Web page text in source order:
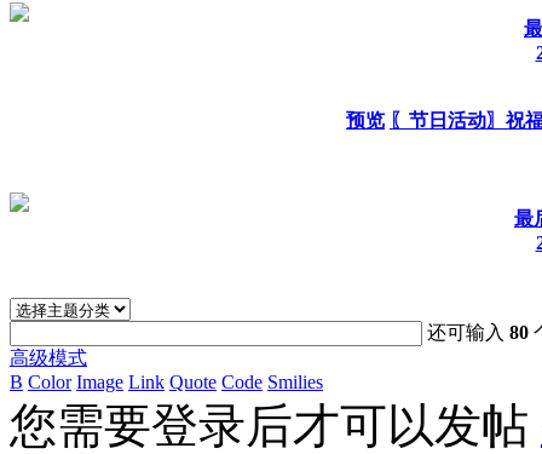
预览 〖节日活动〗祝
最
还可输入80
高级模式
B Color Image Link Quote Code Smilies
您需要登录后才可以发帖